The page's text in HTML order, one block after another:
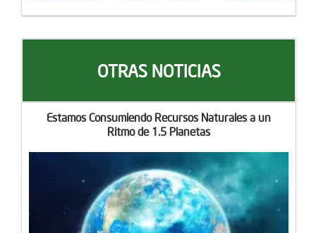
OTRAS NOTICIAS
Estamos Consumiendo Recursos Naturales a un
Ritmo de 1.5 Planetas